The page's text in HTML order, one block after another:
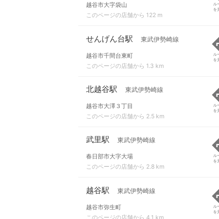
越谷市大字袋山
このページの店舗から 122 m
ル
を
せんげん台駅 東武伊勢崎線
越谷市千間台東町
このページの店舗から 1.3 km
ル
を
北越谷駅 東武伊勢崎線
越谷市大澤３丁目
このページの店舗から 2.5 km
ル
を
武里駅 東武伊勢崎線
春日部市大字大場
このページの店舗から 2.8 km
ル
を
越谷駅 東武伊勢崎線
越谷市弥生町
このページの店舗から 4.1 km
ル
を